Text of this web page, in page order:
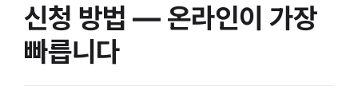
신청 방법 — 온라인이 가장
빠릅니다